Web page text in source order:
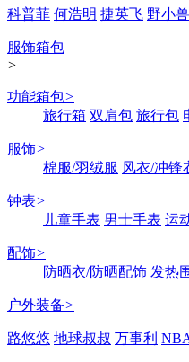
科普菲 何浩明 捷英飞 野小兽
服饰箱包
>
功能箱包>
旅行箱 双肩包 旅行包
服饰>
棉服/羽绒服 风衣/冲锋
钟表>
儿童手表 男士手表 运
配饰>
防晒衣/防晒配饰 发热
户外装备>
路悠悠 地球叔叔 万事利